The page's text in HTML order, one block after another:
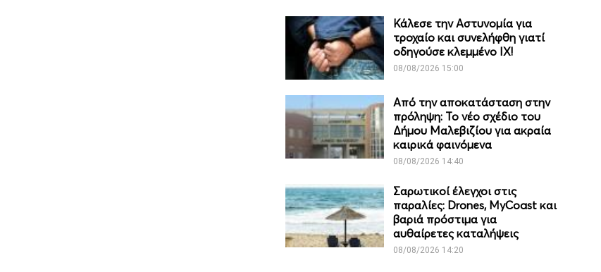
Κάλεσε την Αστυνομία για
τροχαίο και συνελήφθη γιατί
οδηγούσε κλεμμένο ΙΧ!
08/08/2026 15:00
Από την αποκατάσταση στην
πρόληψη: Το νέο σχέδιο του
Δήμου Μαλεβιζίου για ακραία
καιρικά φαινόμενα
08/08/2026 14:40
Σαρωτικοί έλεγχοι στις
παραλίες: Drones, MyCoast και
βαριά πρόστιμα για
αυθαίρετες καταλήψεις
08/08/2026 14:20